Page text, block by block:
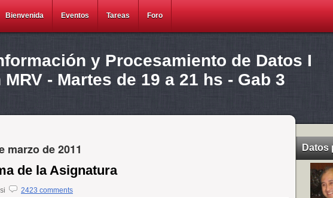
Bienvenida Eventos Tareas Foro
y Procesamiento de Datos I
- Martes de 19 a 21 hs - Gab 3
marzo de 2011
de la Asignatura
2423 comments
Datos